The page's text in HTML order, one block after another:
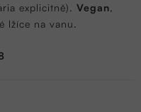
explicitně). Vegan,
lžíce na vanu.